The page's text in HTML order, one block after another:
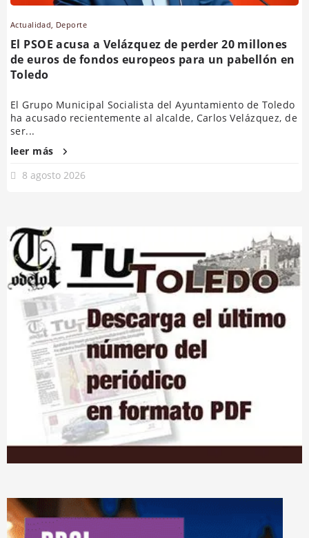
Actualidad, Deporte
El PSOE acusa a Velázquez de perder 20 millones
de euros de fondos europeos para un pabellón en
Toledo
El Grupo Municipal Socialista del Ayuntamiento de Toledo
ha acusado recientemente al alcalde, Carlos Velázquez, de
ser...
leer más
8 agosto 2026